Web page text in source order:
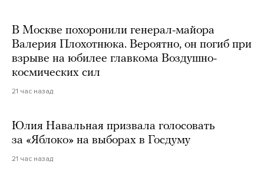
В Москве похоронили генерал-майора
Валерия Плохотнюка. Вероятно, он погиб при
взрыве на юбилее главкома Воздушно-
космических сил
21 час назад
Юлия Навальная призвала голосовать
за «Яблоко» на выборах в Госдуму
21 час назад